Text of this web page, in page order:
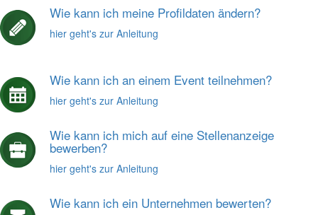
Wie kann ich meine Profildaten ändern?
hier geht's zur Anleitung
Wie kann ich an einem Event teilnehmen?
hier geht's zur Anleitung
Wie kann ich mich auf eine Stellenanzeige
bewerben?
hier geht's zur Anleitung
Wie kann ich ein Unternehmen bewerten?